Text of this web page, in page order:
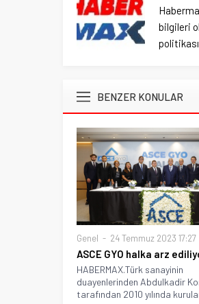
bilgileri
BENZER KONULAR
Genel 24 Temmuz 2023 17:27
ASCE GYO halka arz
HABERMAX.Türk sanayinin
duayenlerinden Abdulkadir
tarafından 2010 yılında